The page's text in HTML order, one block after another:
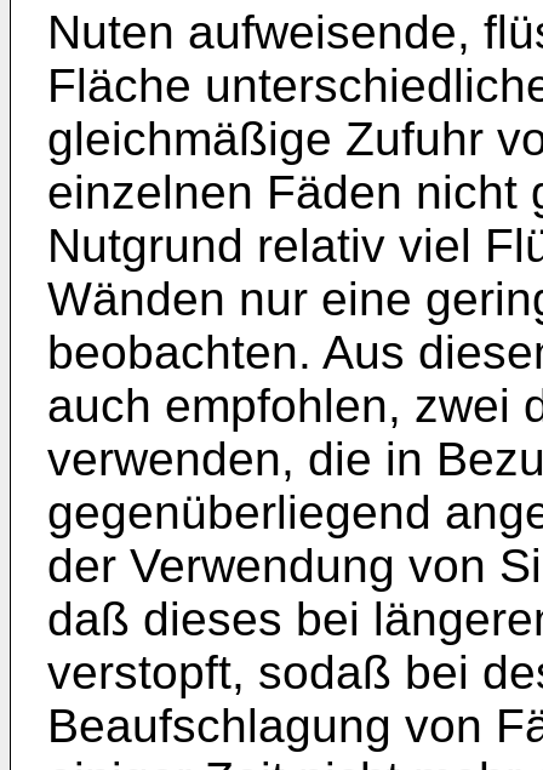
Nuten aufweisende,
Fläche
gleichmäßige Zufuhr
einzelnen Fäden nicht
Nutgrund relativ viel
Wänden nur eine
beobachten. Aus
auch empfohlen, zwei
verwenden, die in
gegenüberliegend
der Verwendung von
daß dieses bei
verstopft, sodaß bei
Beaufschlagung von